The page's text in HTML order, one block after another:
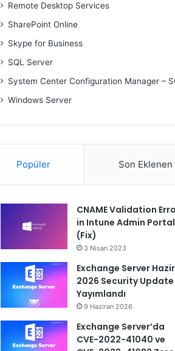
Remote Desktop Services
SharePoint Online
Skype for Business
SQL Server
System Center Configuration Manager –
Windows Server
Popüler Son Eklenen
CNAME Validation
in Intune Admin Portal
(Fix)
3 Nisan 2023
Exchange Server
2026 Security Update
Yayımlandı
9 Haziran 2026
Exchange Server’da
CVE-2022-41040 ve